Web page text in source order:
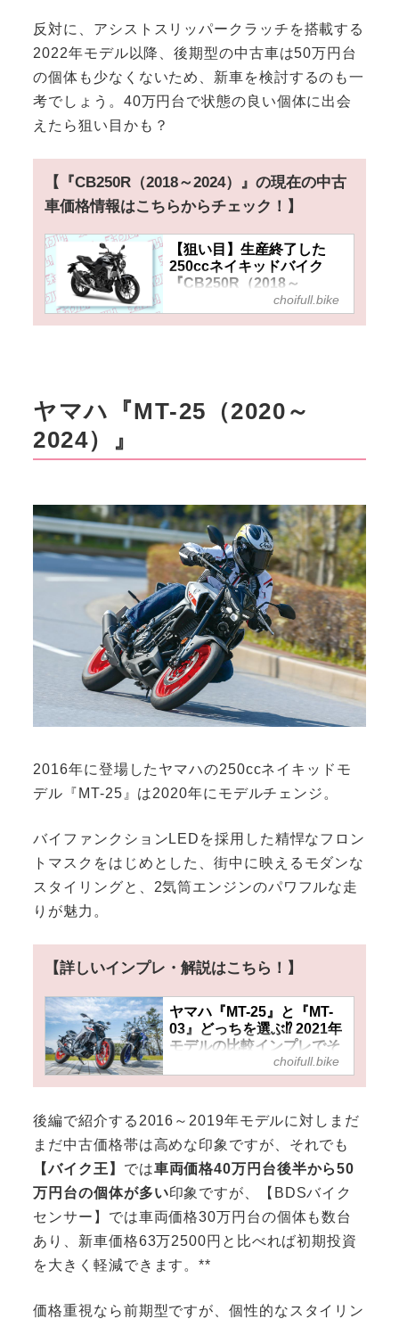
反対に、アシストスリッパークラッチを搭載する
2022年モデル以降、後期型の中古車は50万円台
の個体も少なくないため、新車を検討するのも一
考でしょう。40万円台で状態の良い個体に出会
えたら狙い目かも？
【『CB250R（2018～2024）』の現在の中古
車価格情報はこちらからチェック！】
【狙い目】生産終了した
250ccネイキッドバイク
『CB250R（2018～
2024）』の中古車価格や相
場はいくら？ 新しいバイク
choifull.bike
ヤマハ『MT-25（2020～
2024）』
2016年に登場したヤマハの250ccネイキッドモ
デル『MT-25』は2020年にモデルチェンジ。
バイファンクションLEDを採用した精悍なフロン
トマスクをはじめとした、街中に映えるモダンな
スタイリングと、2気筒エンジンのパワフルな走
りが魅力。
【詳しいインプレ・解説はこちら！】
ヤマハ『MT-25』と『MT-
03』どっちを選ぶ⁉ 2021年
モデルの比較インプレでそ
れぞれのメリットをチェッ
ク！
choifull.bike
後編で紹介する2016～2019年モデルに対しまだ
まだ中古価格帯は高めな印象ですが、それでも
【バイク王】 では車両価格40万円台後半から50
万円台の個体が多い印象ですが、【BDSバイク
センサー】では車両価格30万円台の個体も数台
あり、新車価格63万2500円と比べれば初期投資
を大きく軽減できます。**
価格重視なら前期型ですが、個性的なスタイリン